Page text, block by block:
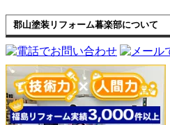
郡山塗装リフォーム暮楽部について